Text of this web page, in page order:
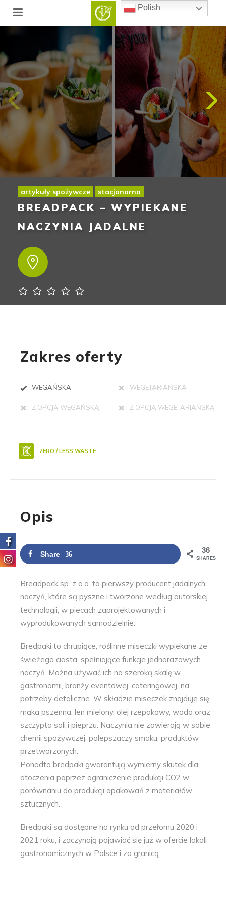
artykuły spożywcze stacjonarna
BREADPACK – WYPIEKANE
NACZYNIA JADALNE
Zakres oferty
WEGAŃSKA WEGETARIAŃSKA
Z OPCJĄ WEGAŃSKĄ Z OPCJĄ WEGETARIAŃSKĄ
ZERO / LESS WASTE
Opis
Share 36 36
SHARES
Breadpack sp. z o.o. to pierwszy producent jadalnych
naczyń, które są pyszne i tworzone według autorskiej
technologii, w piecach zaprojektowanych i
wyprodukowanych samodzielnie.
Bredpaki to chrupiące, roślinne miseczki wypiekane ze
świeżego ciasta, spełniające funkcje jednorazowych
naczyń. Można używać ich na szeroką skalę w
gastronomii, branży eventowej, cateringowej, na
potrzeby detaliczne. W składzie miseczek znajduje się
mąka pszenna, len mielony, olej rzepakowy, woda oraz
szczypta soli i pieprzu. Naczynia nie zawierają w sobie
chemii spożywczej, polepszaczy smaku, produktów
przetworzonych.
Ponadto bredpaki gwarantują wymierny skutek dla
otoczenia poprzez ograniczenie produkcji CO2 w
porównaniu do produkcji opakowań z materiałów
sztucznych.
Bredpaki są dostępne na rynku od przełomu 2020 i
2021 roku, i zaczynają pojawiać się już w ofercie lokali
gastronomicznych w Polsce i za granicą.
Polish